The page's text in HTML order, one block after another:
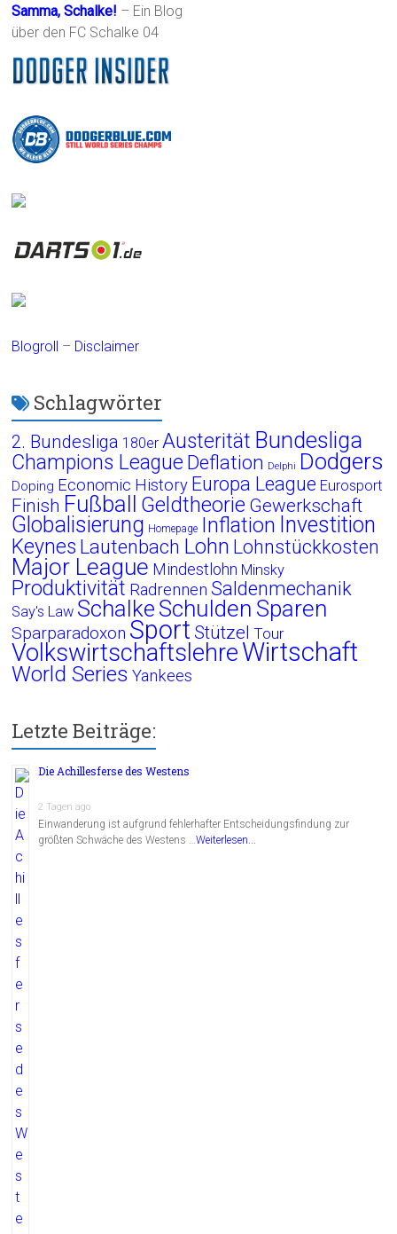
Samma, Schalke! – Ein Blog
über den FC Schalke 04
Blogroll – Disclaimer
Schlagwörter
2. Bundesliga 180er Austerität Bundesliga
Champions League Deflation Delphi Dodgers
Doping Economic History Europa League Eurosport
Finish Fußball Geldtheorie Gewerkschaft
Globalisierung Homepage Inflation Investition
Keynes Lautenbach Lohn Lohnstückkosten
Major League Mindestlohn Minsky
Produktivität Radrennen Saldenmechanik
Say's Law Schalke Schulden Sparen
Sparparadoxon Sport Stützel Tour
VolkswirtschaftslehreWirtschaft
World Series Yankees
Letzte Beiträge:
Die Achillesferse des Westens
2 Tagen ago
Einwanderung ist aufgrund fehlerhafter Entscheidungsfindung zur
größten Schwäche des Westens …Weiterlesen...